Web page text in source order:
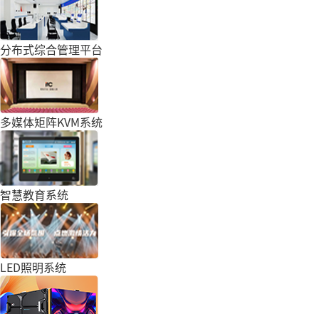
分布式综合管理平台
多媒体矩阵KVM系统
智慧教育系统
LED照明系统